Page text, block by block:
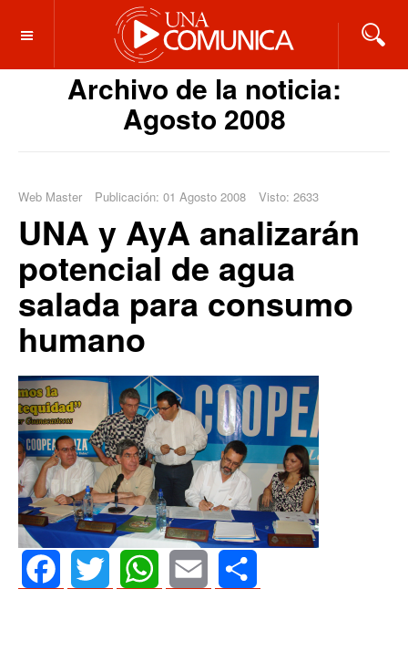
OFF CANVAS
Archivo de la noticia:
Agosto 2008
Web Master Publicación: 01 Agosto 2008 Visto: 2633
UNA y AyA analizarán
potencial de agua
salada para consumo
humano